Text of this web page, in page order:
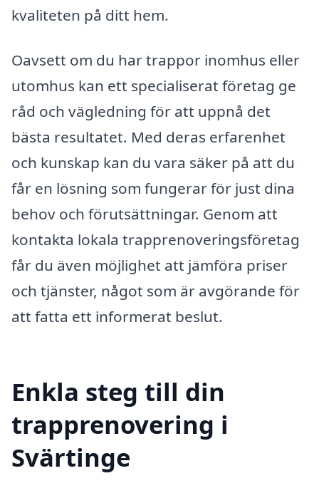
kvaliteten på ditt hem.
Oavsett om du har trappor inomhus eller
utomhus kan ett specialiserat företag ge
råd och vägledning för att uppnå det
bästa resultatet. Med deras erfarenhet
och kunskap kan du vara säker på att du
får en lösning som fungerar för just dina
behov och förutsättningar. Genom att
kontakta lokala trapprenoveringsföretag
får du även möjlighet att jämföra priser
och tjänster, något som är avgörande för
att fatta ett informerat beslut.
Enkla steg till din
trapprenovering i
Svärtinge